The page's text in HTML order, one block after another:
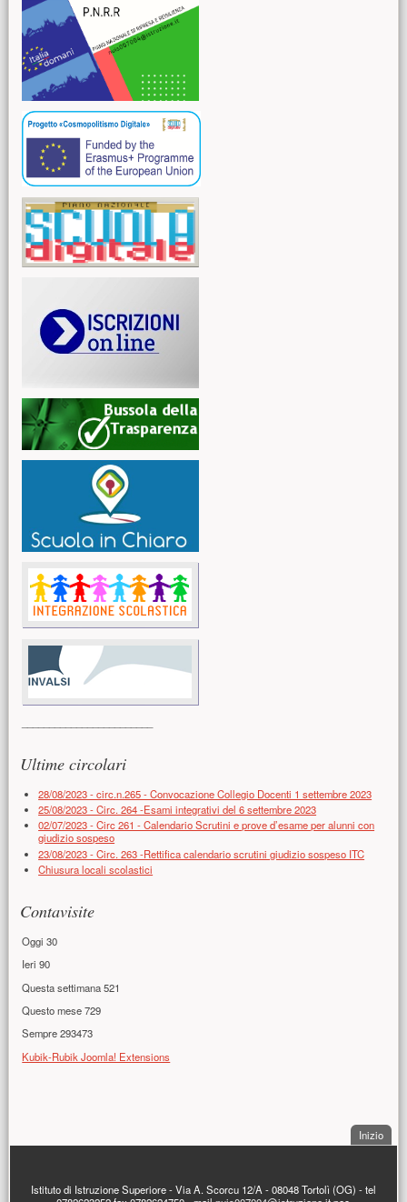
Ultime circolari
28/08/2023 - circ.n.265 - Convocazione Collegio Docenti 1 settembre 2023
25/08/2023 - Circ. 264 -Esami integrativi del 6 settembre 2023
02/07/2023 - Circ 261 - Calendario Scrutini e prove d’esame per alunni con
giudizio sospeso
23/08/2023 - Circ. 263 -Rettifica calendario scrutini giudizio sospeso ITC
Chiusura locali scolastici
Contavisite
Oggi30
Ieri90
Questa settimana521
Questo mese729
Sempre293473
Kubik-Rubik Joomla! Extensions
Inizio.
Istituto di Istruzione Superiore - Via A. Scorcu 12/A - 08048 Tortolì (OG) - tel